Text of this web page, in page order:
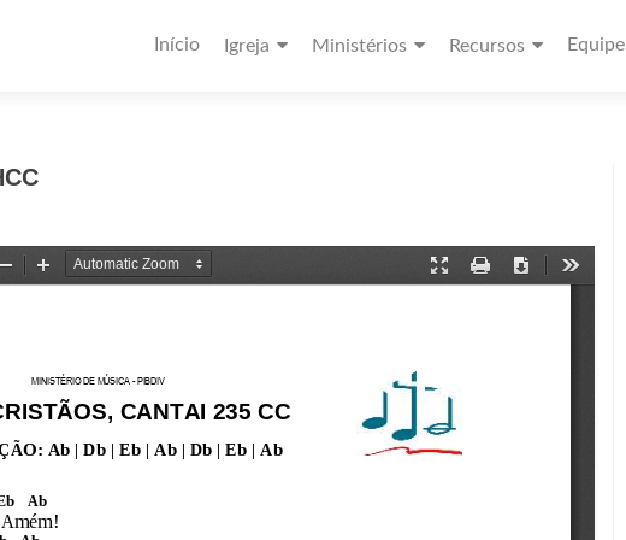
Início Igreja Ministérios Recursos Equipe